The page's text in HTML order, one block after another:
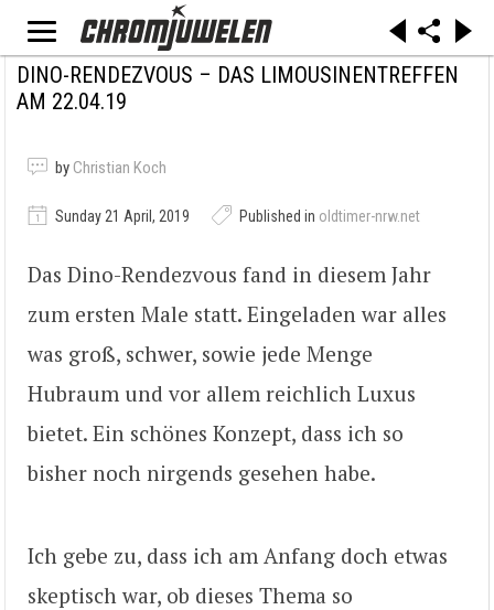
DINO-RENDEZVOUS – DAS LIMOUSINENTREFFEN
AM 22.04.19
by Christian Koch
Sunday 21 April, 2019 Published in oldtimer-nrw.net
Das Dino-Rendezvous fand in diesem Jahr
zum ersten Male statt. Eingeladen war alles
was groß, schwer, sowie jede Menge
Hubraum und vor allem reichlich Luxus
bietet. Ein schönes Konzept, dass ich so
bisher noch nirgends gesehen habe.
Ich gebe zu, dass ich am Anfang doch etwas
skeptisch war, ob dieses Thema so